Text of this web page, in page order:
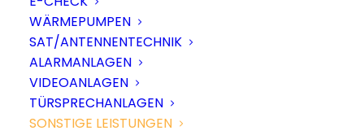
WÄRMEPUMPEN
SAT/ANTENNENTECHNIK
ALARMANLAGEN
VIDEOANLAGEN
TÜRSPRECHANLAGEN
SONSTIGE LEISTUNGEN